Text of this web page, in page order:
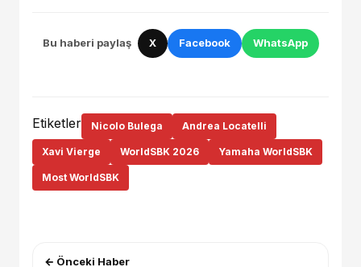
Bu haberi paylaş X Facebook WhatsApp
Etiketler Nicolo Bulega Andrea Locatelli
Xavi Vierge WorldSBK 2026 Yamaha WorldSBK
Most WorldSBK
← Önceki Haber